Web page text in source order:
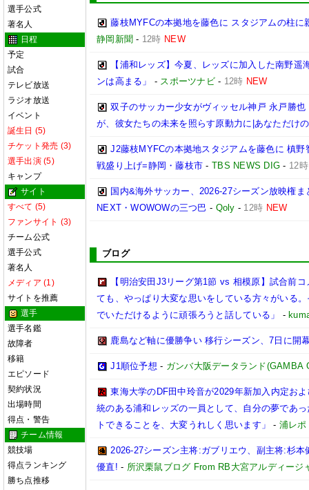
選手公式
著名人
日程
予定
試合
テレビ放送
ラジオ放送
イベント
誕生日 (5)
チケット発売 (3)
選手出演 (5)
キャンプ
サイト
すべて (5)
ファンサイト (3)
チーム公式
選手公式
著名人
メディア (1)
サイトを推薦
選手
選手名鑑
故障者
移籍
エピソード
契約状況
出場時間
得点・警告
チーム情報
競技場
得点ランキング
勝ち点推移
藤枝MYFCの本拠地を藤色に スタジアムの柱
静岡新聞 - 12時 NEW
【浦和レッズ】今夏、レッズに加入した南野
ンは高まる」
- スポーツナビ - 12時 NEW
双子のサッカー少女がヴィッセル神戸 永戸勝
が、彼女たちの未来を照らす原動力に|あなただけ
J2藤枝MYFCの本拠地スタジアムを藤色に 槙
戦盛り上げ=静岡・藤枝市 -TBS NEWS DIG - 12時
国内&海外サッカー、2026-27シーズン放映権
NEXT・WOWOWの三つ巴 - Qoly - 12時 NEW
ブログ
【明治安田J3リーグ第1節 vs 相模原】試合前
ても、やっぱり大変な思いをしている方々がいる
でいただけるように頑張ろうと話している」
-
鹿島など軸に優勝争い 移行シーズン、7日に開
J1順位予想 - ガンバ大阪データランド(GAMBA
東海大学のDF田中玲音が2029年新加入内定お
統のある浦和レッズの一員として、自分の夢であ
トできることを、大変うれしく思います」
- 浦レ
2026-27シーズン主将:ガブリエウ、副主将:杉
優直! - 所沢栗鼠ブログ From RB大宮アルディージ